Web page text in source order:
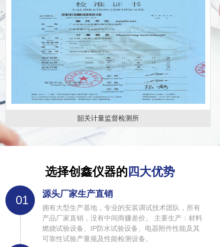
韶关计量监督检测所
选择创鑫仪器的 四大优势
01 源头厂家生产直销
拥有大型生产基地，专业的安装调试技术团队，所有
产品厂家直销，没有中间商赚差价。 主要生产：材料
燃烧试验设备、IP防水试验设备、电器附件性能及其
可靠性试验产量规及性能检测设备。